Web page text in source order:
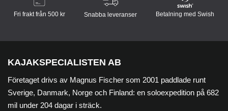
Fri frakt från 500 kr Snabba leveranser Betalning med Swish
KAJAKSPECIALISTEN AB
Företaget drivs av Magnus Fischer som 2001 paddlade runt
Sverige, Danmark, Norge och Finland: en soloexpedition på 682
mil under 204 dagar i sträck.